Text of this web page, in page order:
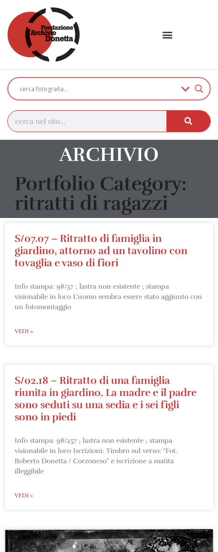
ARCHIVIO
Portfolio Category:
ritratti di ragazzi
S/07.07 – Ritratto di famiglia in
giardino, attorno ad un tavolino con
tovaglia e vaso di fiori
Info stampa: 98/57 ; lastra non esistente ; stampa
visionabile in loco L’uomo sembra essere stato aggiunto con
un fotomontaggio
VEDI »
S/02.18 – Ritratto di una famiglia
riunita in giardino. La madre e il padre
sono seduti su una sedia e i sei figli
sono in piedi
Info stampa: 98/257 ; lastra non esistente ; stampa
visionabile in loco Iscrizioni: Timbro sul verso: “Fot.
Roberto Donetta / Corzoneso” e iscrizione a matita
illeggibile
VEDI »